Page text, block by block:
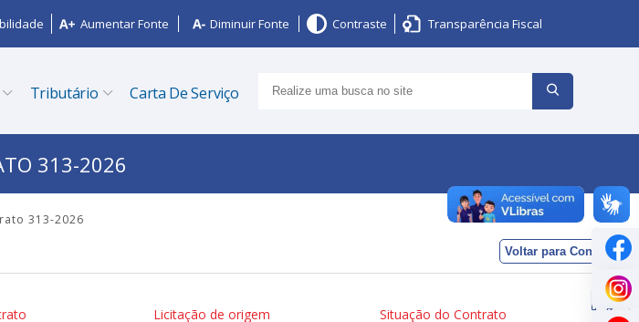
Aumentar Fonte Diminuir Fonte Contraste Transparência Fiscal
Tributário Carta De Serviço
313-2026
313-2026
Voltar para Contratos
Licitação de origem Situação do Contrato